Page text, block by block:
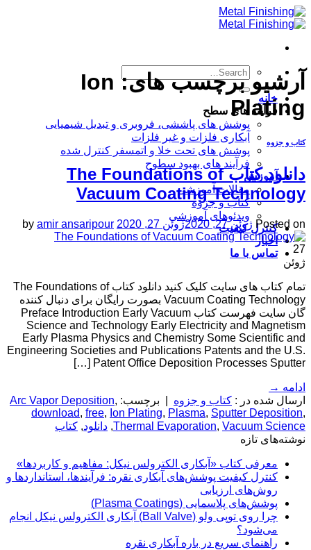
Skip
to
خانه
فرآیند های سطح
پوشش های پاششی، فروبری و تبدیل شیمیایی
آبکاری فلزات و غیر فلزات
پوشش های تحت خلا و اتمسفر کنترل شده
فرآیند های بهبود سطوح
آموزش
مقالات آموزشی
کتاب و جزوه
ویدئوهای آموزشی
کنترل کیفیت
اخبار
تماس با ما
آرشیو برچسب های: Ion
Plating
کتاب و جزوه
دانلود کتاب The Foundations of
Vacuum Coating Technology
Posted on ژوئن 27, 2020 ژوئن 27, 2020 by amir ansaripour
27
ژوئن
تمام کتاب های سایت کلیک کنید دانلود کتاب The Foundations of
Vacuum Coating Technology بصورت رایگان برای دنبال کننده
گان سایت فهرست کتاب Preface Introduction Early Vacuum
Science and Technology Early Electricity and Magnetism
Early Plasma Physics and Chemistry Some Scientific and
Engineering Societies and Publications Patents and the U.S.
Patent Office Deposition Processes Sputter […]
ادامه →
ارسال شده در : کتاب و جزوه برچسب: Arc Vapor Deposition,
download, free, Ion Plating, Plasma, Sputter Deposition,
Thermal Evaporation, Vacuum Science
, دانلود, کتاب
نوشته‌های تازه
معرفی کتاب «آبکاری الکترولس نیکل: مفاهیم و کاربردها»
کنترل کیفیت پوشش‌های آبکاری نقره: فرآیندها، استانداردها و
روش‌های ارزیابی
پوشش‌های پلاسمایی (Plasma Coatings)
چرا روی توپی‌ ولو (Ball Valve) آبکاری الکترولس نیکل انجام
می‌شود؟
راهنمای سریع در باره آبکاری نقره